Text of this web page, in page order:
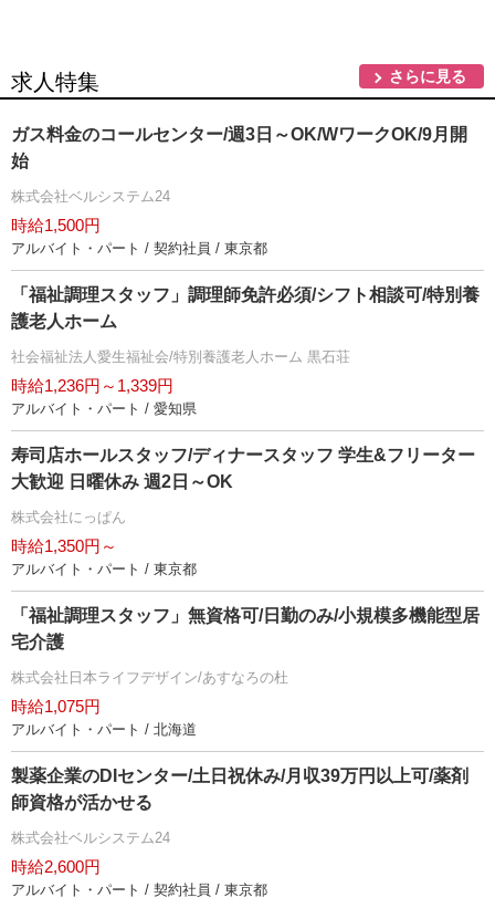
求人特集 さらに見る
ガス料金のコールセンター/週3日～OK/WワークOK/9月開
始
株式会社ベルシステム24
時給1,500円
アルバイト・パート / 契約社員 / 東京都
「福祉調理スタッフ」調理師免許必須/シフト相談可/特別養
護老人ホーム
社会福祉法人愛生福祉会/特別養護老人ホーム 黒石荘
時給1,236円～1,339円
アルバイト・パート / 愛知県
寿司店ホールスタッフ/ディナースタッフ 学生&フリーター
大歓迎 日曜休み 週2日～OK
株式会社にっぱん
時給1,350円～
アルバイト・パート / 東京都
「福祉調理スタッフ」無資格可/日勤のみ/小規模多機能型居
宅介護
株式会社日本ライフデザイン/あすなろの杜
時給1,075円
アルバイト・パート / 北海道
製薬企業のDIセンター/土日祝休み/月収39万円以上可/薬剤
師資格が活かせる
株式会社ベルシステム24
時給2,600円
アルバイト・パート / 契約社員 / 東京都